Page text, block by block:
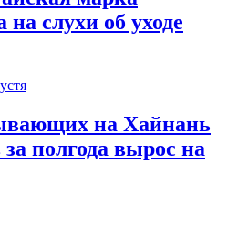
на слухи об уходе
на Хайнань
полгода вырос на